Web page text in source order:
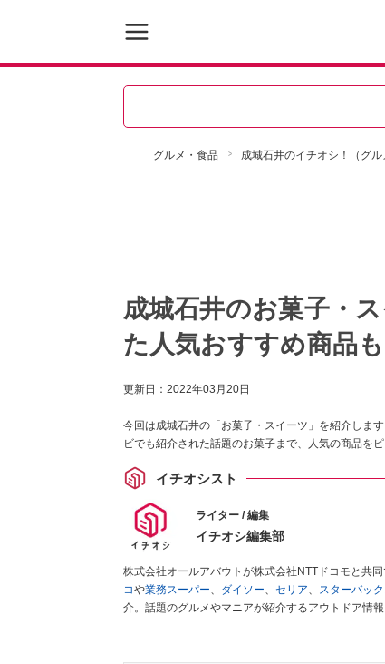
グルメ・食品 成城石井のイチオシ！（グル
成城石井のお菓子・
た人気おすすめ商品も
更新日： 2022年03月20日
今回は成城石井の「お菓子・スイーツ」を紹介しま
ビでも紹介された話題のお菓子まで、人気の商品を
イチオシスト
ライター / 編集
イチオシ編集部
株式会社オールアバウトが株式会社NTTドコモと共
コや業務スーパー、 ダイソー、 セリア、 スターバッ
介。話題のグルメやマニアが紹介するアウトドア情